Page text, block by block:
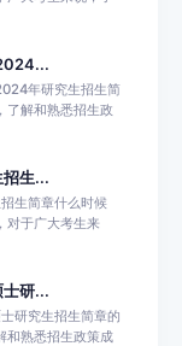
年研究生招生简
了解和熟悉招生政
生...
生简章什么时候
对于广大考生来
研...
研究生招生简章的
和熟悉招生政策成